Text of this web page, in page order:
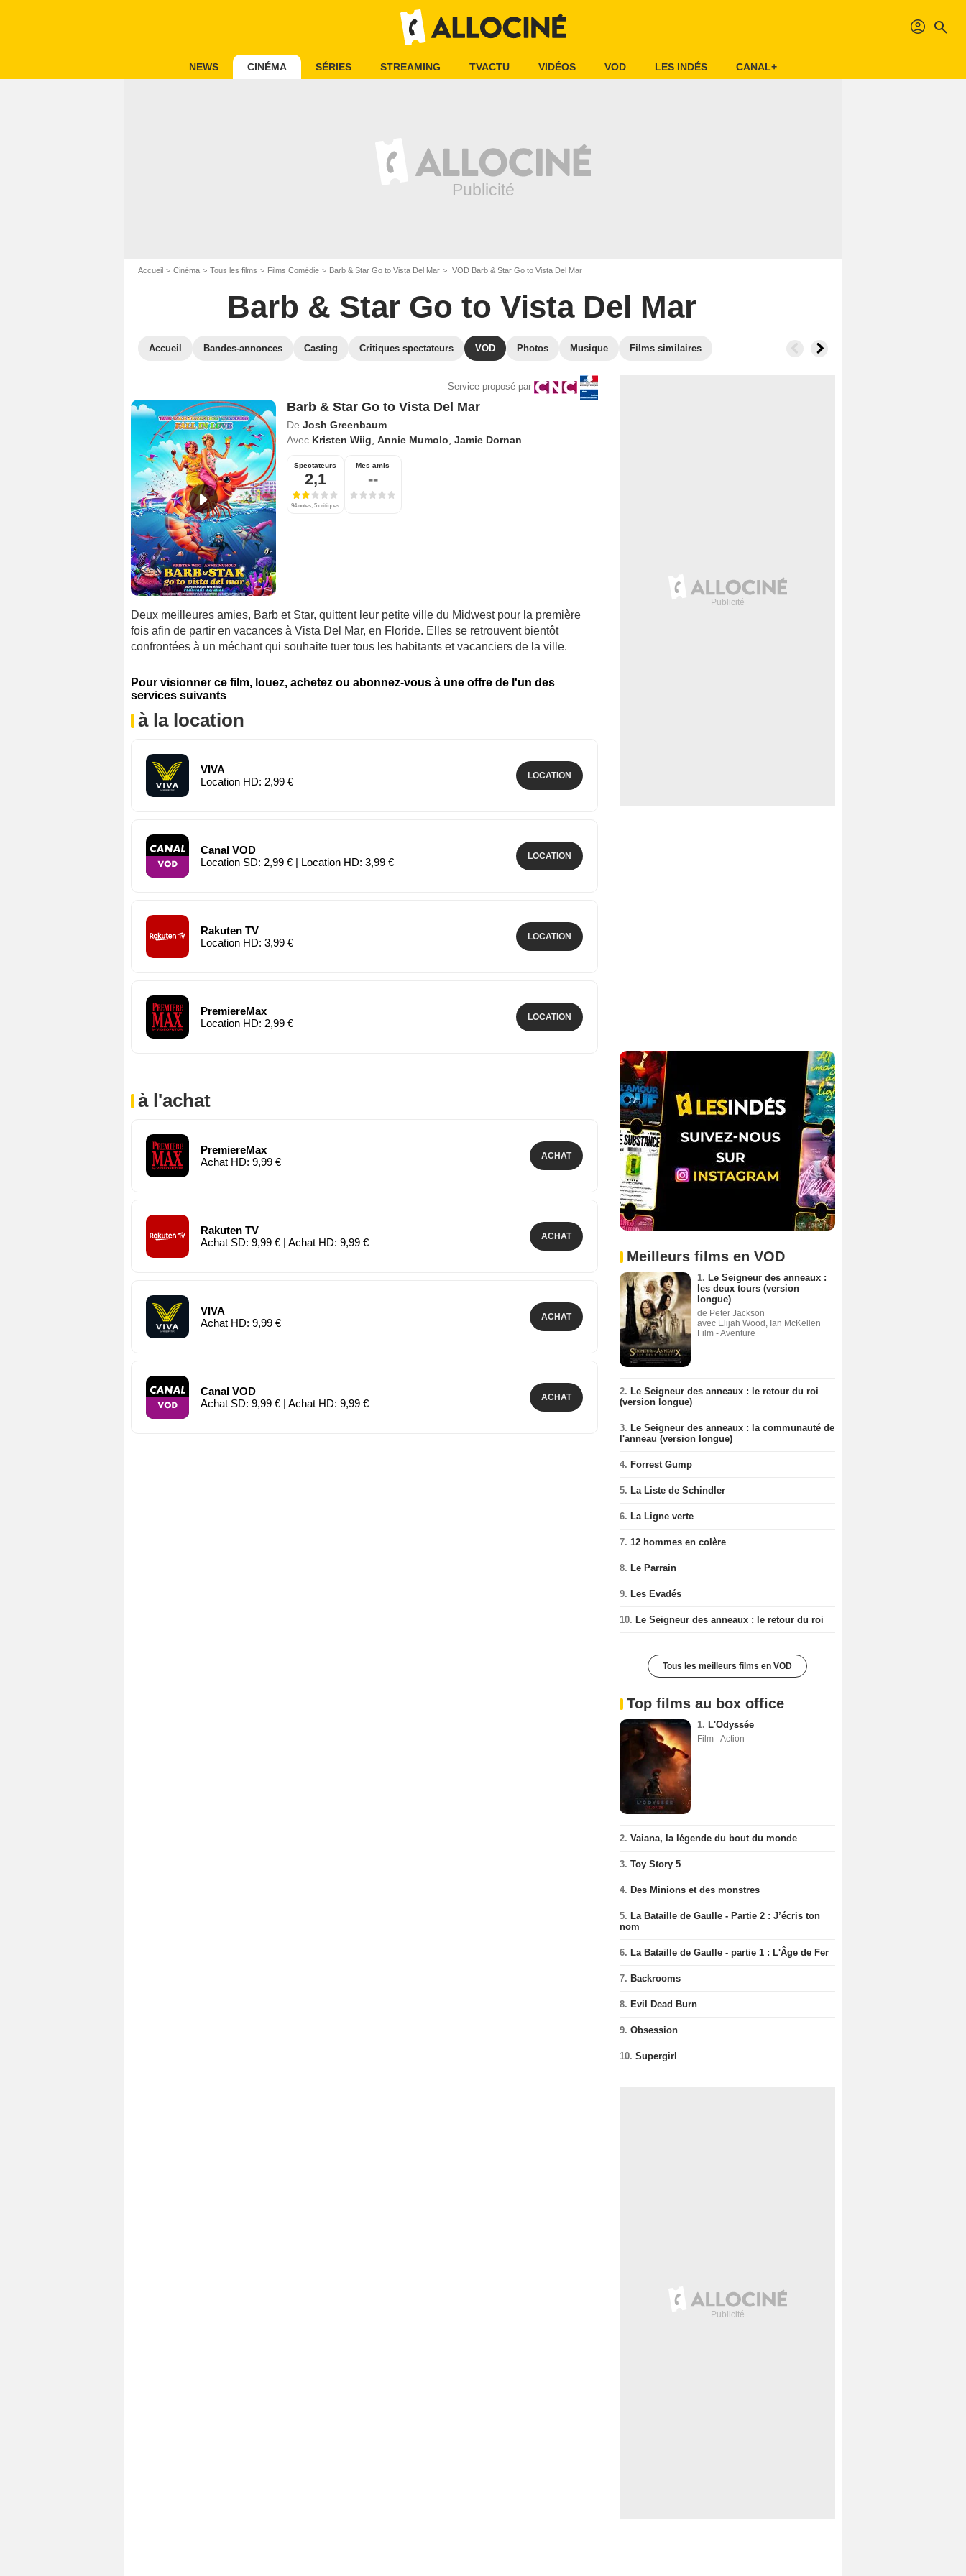
profil search
NEWS CINÉMA SÉRIES STREAMING TVACTU VIDÉOS VOD LES INDÉS CANAL+
Accueil Cinéma Tous les films Films Comédie Barb & Star Go to Vista Del Mar VOD Barb & Star Go to Vista Del Mar
Barb & Star Go to Vista Del Mar
Accueil Bandes-annonces Casting Critiques spectateurs VOD Photos Musique Films similaires
Service proposé par
Barb & Star Go to Vista Del Mar
De Josh Greenbaum
Avec Kristen Wiig Annie Mumolo Jamie Dornan
Spectateurs
2,1
94 notes, 5 critiques
Mes amis
--
Deux meilleures amies, Barb et Star, quittent leur petite ville du Midwest pour la première
fois afin de partir en vacances à Vista Del Mar, en Floride. Elles se retrouvent bientôt
confrontées à un méchant qui souhaite tuer tous les habitants et vacanciers de la ville.
Pour visionner ce film, louez, achetez ou abonnez-vous à une offre de l'un des
services suivants
à la location
VIVA
Location HD: 2,99 €
LOCATION
Canal VOD
Location SD: 2,99 € | Location HD: 3,99 €
LOCATION
Rakuten TV
Location HD: 3,99 €
LOCATION
PremiereMax
Location HD: 2,99 €
LOCATION
à l'achat
PremiereMax
Achat HD: 9,99 €
ACHAT
Rakuten TV
Achat SD: 9,99 € | Achat HD: 9,99 €
ACHAT
VIVA
Achat HD: 9,99 €
ACHAT
Canal VOD
Achat SD: 9,99 € | Achat HD: 9,99 €
ACHAT
Meilleurs films en VOD
1. Le Seigneur des anneaux :
les deux tours (version
longue)
de Peter Jackson
avec Elijah Wood, Ian McKellen
Film - Aventure
2. Le Seigneur des anneaux : le retour du roi
(version longue)
3. Le Seigneur des anneaux : la communauté de
l'anneau (version longue)
4. Forrest Gump
5. La Liste de Schindler
6. La Ligne verte
7. 12 hommes en colère
8. Le Parrain
9. Les Evadés
10. Le Seigneur des anneaux : le retour du roi
Tous les meilleurs films en VOD
Top films au box office
1. L'Odyssée
Film - Action
2. Vaiana, la légende du bout du monde
3. Toy Story 5
4. Des Minions et des monstres
5. La Bataille de Gaulle - Partie 2 : J’écris ton
nom
6. La Bataille de Gaulle - partie 1 : L'Âge de Fer
7. Backrooms
8. Evil Dead Burn
9. Obsession
10. Supergirl